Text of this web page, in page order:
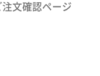
文確認ページ